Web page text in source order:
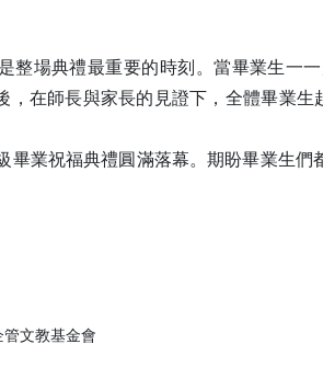
整場典禮最重要的時刻。當畢業生一
在師長與家長的見證下，全體畢業
畢業祝福典禮圓滿落幕。期盼畢業生
文教基金會